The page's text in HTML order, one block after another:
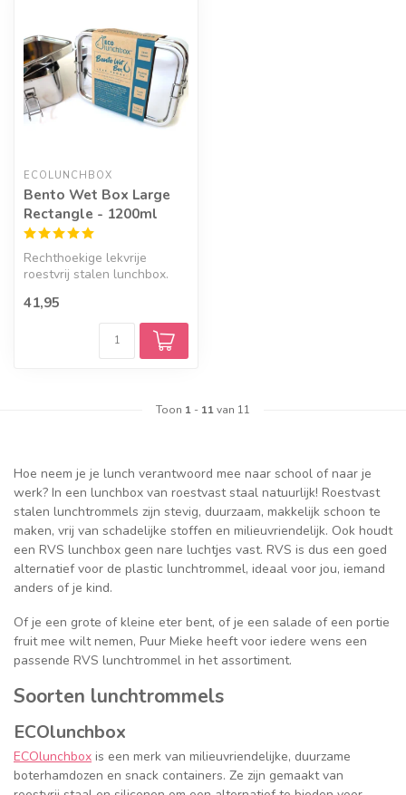
ECOLUNCHBOX
Bento Wet Box Large
Rectangle - 1200ml
Rechthoekige lekvrije
roestvrij stalen lunchbox.
41,95
Toon 1 - 11van 11
Hoe neem je je lunch verantwoord mee naar school of naar je
werk? In een lunchbox van roestvast staal natuurlijk! Roestvast
stalen lunchtrommels zijn stevig, duurzaam, makkelijk schoon te
maken, vrij van schadelijke stoffen en milieuvriendelijk. Ook houdt
een RVS lunchbox geen nare luchtjes vast. RVS is dus een goed
alternatief voor de plastic lunchtrommel, ideaal voor jou, iemand
anders of je kind.
Of je een grote of kleine eter bent, of je een salade of een portie
fruit mee wilt nemen, Puur Mieke heeft voor iedere wens een
passende RVS lunchtrommel in het assortiment.
Soorten lunchtrommels
ECOlunchbox
ECOlunchbox is een merk van milieuvriendelijke, duurzame
boterhamdozen en snack containers. Ze zijn gemaakt van